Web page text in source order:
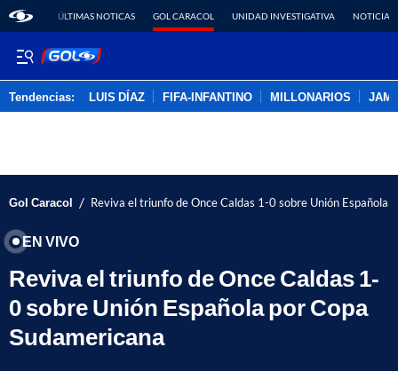
ÚLTIMAS NOTICAS GOL CARACOL UNIDAD INVESTIGATIVA NOTICIAS
Tendencias: LUIS DÍAZ FIFA-INFANTINO MILLONARIOS
Gol Caracol / Reviva el triunfo de Once Caldas 1-0 sobre Unión Española
EN VIVO
Reviva el triunfo de Once Caldas 1-
0 sobre Unión Española por Copa
Sudamericana